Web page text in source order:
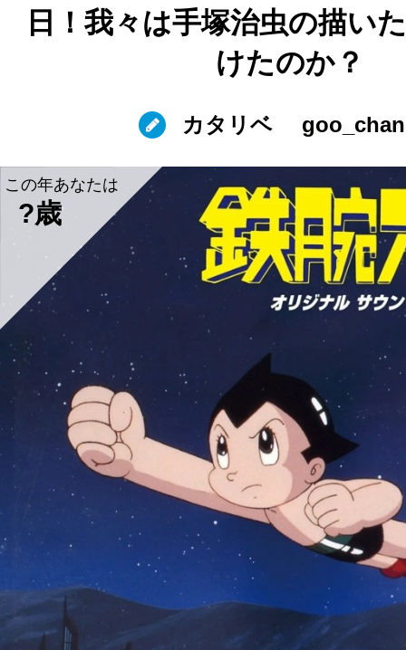
日！我々は手塚治虫の描い
けたのか？
カタリベ goo_chan
この年あなたは
?歳